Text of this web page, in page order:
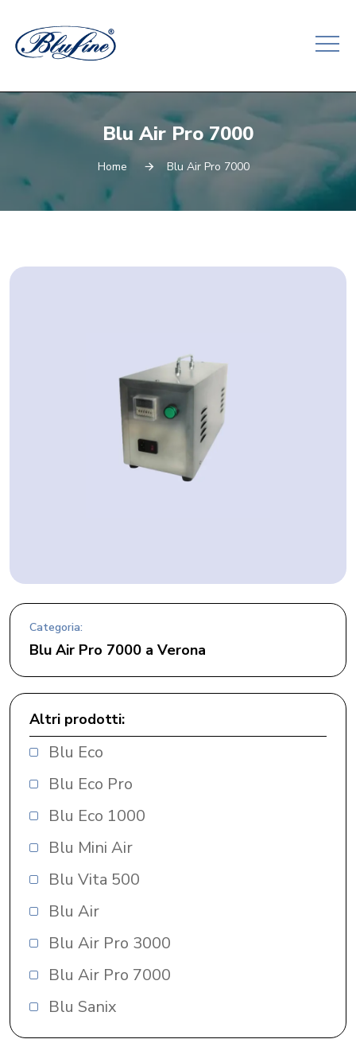
Blu Air Pro 7000
Home Blu Air Pro 7000
Categoria:
Blu Air Pro 7000 a Verona
Altri prodotti:
Blu Eco
Blu Eco Pro
Blu Eco 1000
Blu Mini Air
Blu Vita 500
Blu Air
Blu Air Pro 3000
Blu Air Pro 7000
Blu Sanix